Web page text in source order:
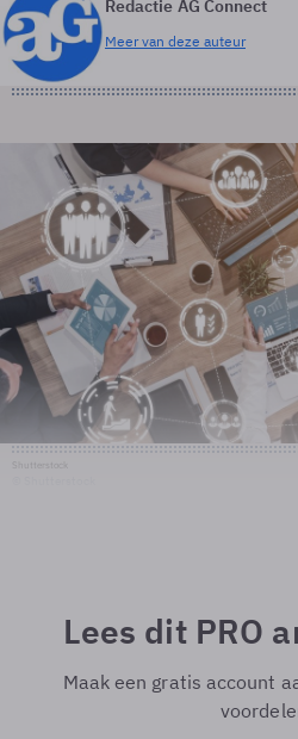
Redactie AG Connect
Meer van deze auteur
Lees dit PRO
Maak een gratis account